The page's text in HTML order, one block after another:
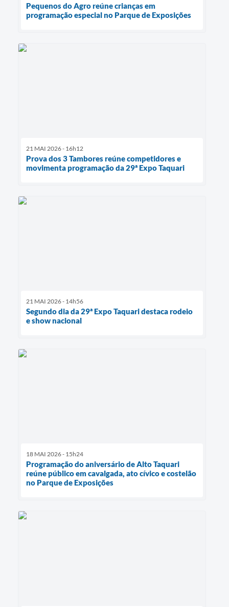
Pequenos do Agro reúne crianças em
programação especial no Parque de Exposições
21 MAI 2026 - 16h12
Prova dos 3 Tambores reúne competidores e
movimenta programação da 29ª Expo Taquari
21 MAI 2026 - 14h56
Segundo dia da 29ª Expo Taquari destaca rodeio
e show nacional
18 MAI 2026 - 15h24
Programação do aniversário de Alto Taquari
reúne público em cavalgada, ato cívico e costelão
no Parque de Exposições